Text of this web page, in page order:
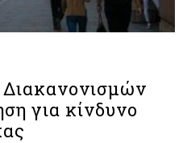
για κίνδυνο